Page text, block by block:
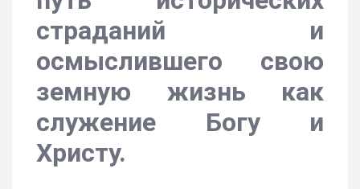
страданий и
осмыслившего свою
земную жизнь как
служение Богу и
Христу.